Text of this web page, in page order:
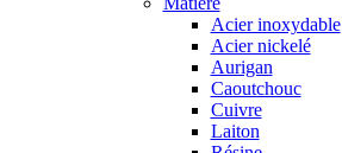
Acier inoxydable
Acier nickelé
Aurigan
Caoutchouc
Cuivre
Laiton